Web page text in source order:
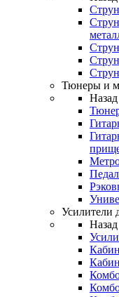
Тюнеры и
Назад
Усилители
Назад